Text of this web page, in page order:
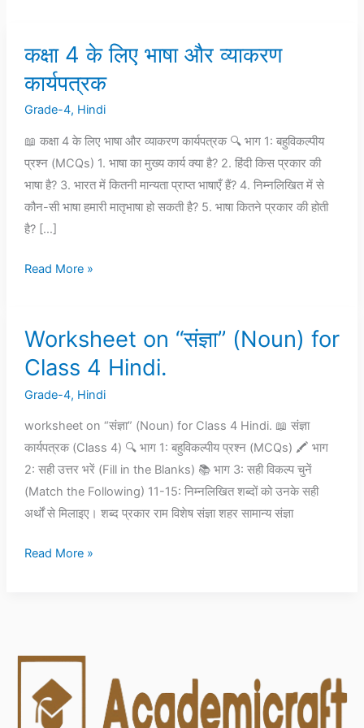
कक्षा 4 के लिए भाषा और व्याकरण
कार्यपत्रक
Grade-4, Hindi
📖 कक्षा 4 के लिए भाषा और व्याकरण कार्यपत्रक 🔍 भाग 1: बहुविकल्पीय
प्रश्न (MCQs) 1. भाषा का मुख्य कार्य क्या है? 2. हिंदी किस प्रकार की
भाषा है? 3. भारत में कितनी मान्यता प्राप्त भाषाएँ हैं? 4. निम्नलिखित में से
कौन-सी भाषा हमारी मातृभाषा हो सकती है? 5. भाषा कितने प्रकार की होती
है? […]
कक्षा
के
लिए
भाषा
और
व्याकरण
कार्यपत्रक
Read More »
Worksheet on “संज्ञा” (Noun) for
Class 4 Hindi.
Grade-4, Hindi
worksheet on “संज्ञा” (Noun) for Class 4 Hindi. 📖 संज्ञा
कार्यपत्रक (Class 4) 🔍 भाग 1: बहुविकल्पीय प्रश्न (MCQs) 🖍 भाग
2: सही उत्तर भरें (Fill in the Blanks) 📚 भाग 3: सही विकल्प चुनें
(Match the Following) 11-15: निम्नलिखित शब्दों को उनके सही
अर्थों से मिलाइए। शब्द प्रकार राम विशेष संज्ञा शहर सामान्य संज्ञा
Worksheet
on
“संज्ञा”
(Noun)
for
Class
4
Hindi.
Read More »